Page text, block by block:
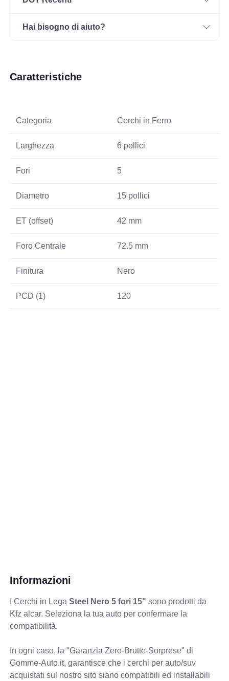
Hai bisogno di aiuto?
Caratteristiche
Categoria Cerchi in Ferro
Larghezza 6 pollici
Fori 5
Diametro 15 pollici
ET (offset) 42 mm
Foro Centrale 72.5 mm
Finitura Nero
PCD (1) 120
Informazioni
I Cerchi in LegaSteel Nero 5 fori 15" sono prodotti da
Kfz alcar. Seleziona la tua auto per confermare la
compatibilità.
In ogni caso, la "Garanzia Zero-Brutte-Sorprese" di
Gomme-Auto.it, garantisce che i cerchi per auto/suv
acquistati sul nostro sito siano compatibili ed installabili